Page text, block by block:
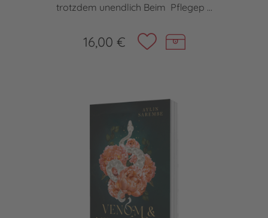
trotzdem unendlich Beim Pflegep ...
16,00 €